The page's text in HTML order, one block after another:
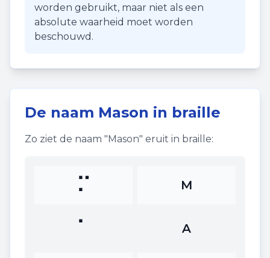
worden gebruikt, maar niet als een
absolute waarheid moet worden
beschouwd.
De naam Mason in braille
Zo ziet de naam "Mason" eruit in braille:
⠍ M
⠁ A